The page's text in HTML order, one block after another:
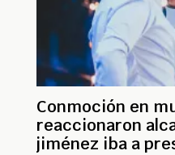
Conmoción en
reaccionaron
jiménez iba a